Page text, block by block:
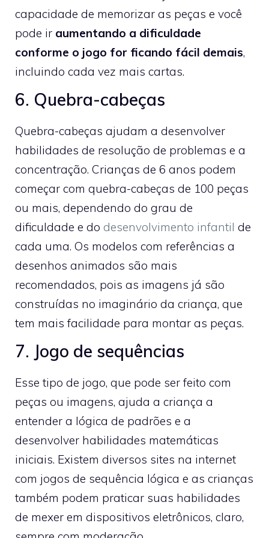
capacidade de memorizar as peças e você
pode ir aumentando a dificuldade
conforme o jogo for ficando fácil demais,
incluindo cada vez mais cartas.
6. Quebra-cabeças
Quebra-cabeças ajudam a desenvolver
habilidades de resolução de problemas e a
concentração. Crianças de 6 anos podem
começar com quebra-cabeças de 100 peças
ou mais, dependendo do grau de
dificuldade e do desenvolvimento infantil de
cada uma. Os modelos com referências a
desenhos animados são mais
recomendados, pois as imagens já são
construídas no imaginário da criança, que
tem mais facilidade para montar as peças.
7. Jogo de sequências
Esse tipo de jogo, que pode ser feito com
peças ou imagens, ajuda a criança a
entender a lógica de padrões e a
desenvolver habilidades matemáticas
iniciais. Existem diversos sites na internet
com jogos de sequência lógica e as crianças
também podem praticar suas habilidades
de mexer em dispositivos eletrônicos, claro,